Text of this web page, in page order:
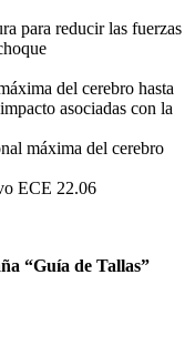
para reducir las fuerzas
del cerebro hasta
asociadas con la
máxima del cerebro
ECE 22.06
“Guía de Tallas”